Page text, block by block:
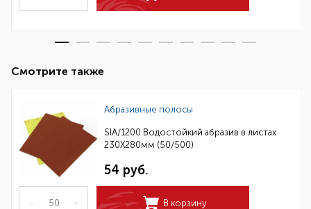
Смотрите также
Абразивные полосы
SIA/1200 Водостойкий абразив в листах
230Х280мм (50/500)
54 руб.
– + В корзину